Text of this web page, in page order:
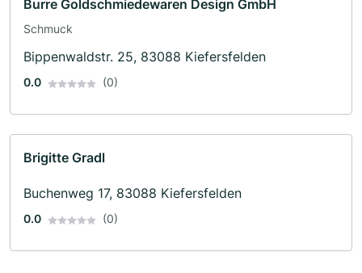
Burre Goldschmiedewaren Design GmbH
Schmuck
Bippenwaldstr. 25, 83088 Kiefersfelden
0.0 (0)
Brigitte Gradl
Buchenweg 17, 83088 Kiefersfelden
0.0 (0)